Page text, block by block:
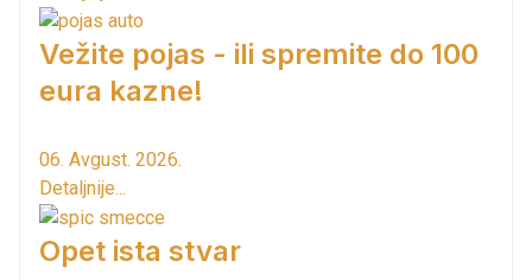
Vežite pojas - ili spremite do 100
eura kazne!
06. Avgust. 2026.
Detaljnije...
Opet ista stvar